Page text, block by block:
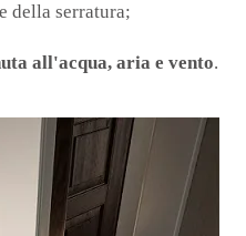
della serratura;
all'acqua, aria e vento.